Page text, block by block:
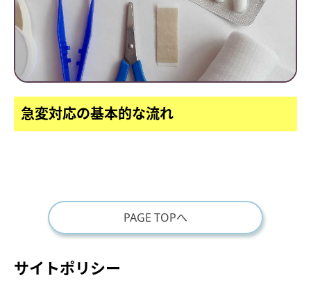
急変対応の基本的な流れ
PAGE TOPへ
サイトポリシー